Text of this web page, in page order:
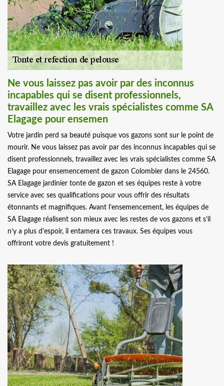
Ne vous laissez pas avoir par des inconnus
incapables qui se disent professionnels,
travaillez avec les vrais spécialistes comme SA
Elagage pour ensemen
Votre jardin perd sa beauté puisque vos gazons sont sur le point de
mourir. Ne vous laissez pas avoir par des inconnus incapables qui se
disent professionnels, travaillez avec les vrais spécialistes comme SA
Elagage pour ensemencement de gazon Colombier dans le 24560.
SA Elagage jardinier tonte de gazon et ses équipes reste à votre
service avec ses qualifications pour vous offrir des résultats
étonnants et magnifiques. Avant l’ensemencement, les équipes de
SA Elagage réalisent son mieux avec les restes de vos gazons et s’il
n’y a plus d’espoir, il entamera ces travaux. Ses équipes vous
offriront votre devis gratuitement !